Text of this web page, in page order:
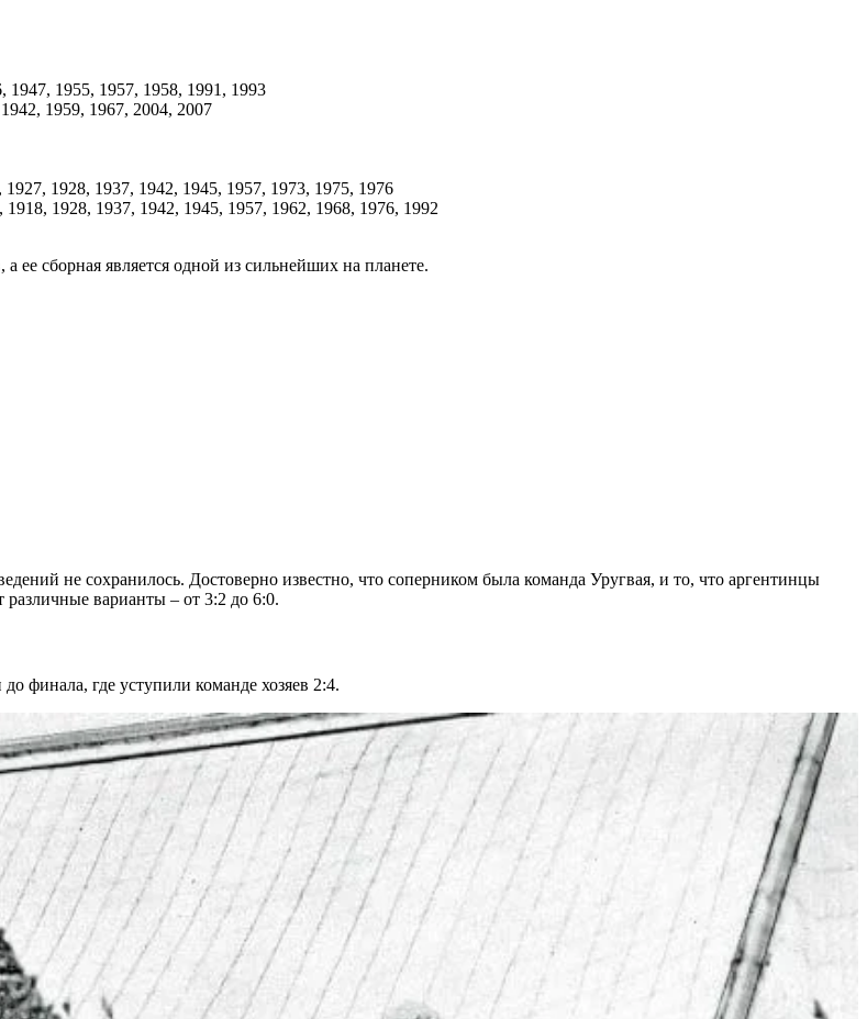
1955, 1957, 1958, 1991, 1993
1959, 1967, 2004, 2007
1928, 1937, 1942, 1945, 1957, 1973, 1975, 1976
1928, 1937, 1942, 1945, 1957, 1962, 1968, 1976, 1992
сборная является одной из сильнейших на планете.
не сохранилось. Достоверно известно, что соперником была команда Уругвая, и то, что аргентинцы
различные варианты – от 3:2 до 6:0.
финала, где уступили команде хозяев 2:4.